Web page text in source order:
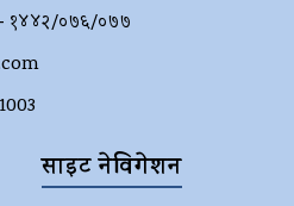
१४४२/०७६/०७७
साइट नेविगेशन